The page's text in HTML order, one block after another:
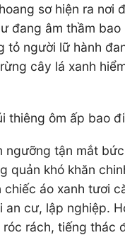
sơ hiện ra
đang âm thầm
tỏ người lữ hành
cây lá xanh
thiêng ôm ấp bao
ngưỡng tận mắt
quản khó khăn
áo xanh tươi
cư, lập nghiệp.
rách, tiếng